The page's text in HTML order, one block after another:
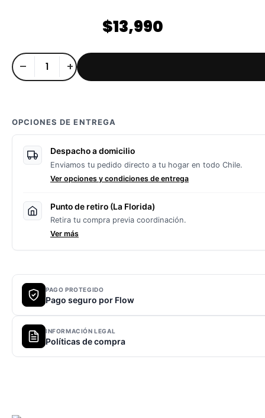
$13,990
– +
OPCIONES DE ENTREGA
Despacho a domicilio
Enviamos tu pedido directo a tu hogar en todo Chile.
Ver opciones y condiciones de entrega
Punto de retiro (La Florida)
Retira tu compra previa coordinación.
Ver más
PAGO PROTEGIDO
Pago seguro por Flow
INFORMACIÓN LEGAL
Políticas de compra